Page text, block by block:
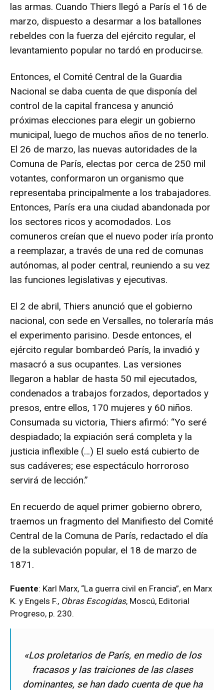
las armas. Cuando Thiers llegó a París el 16 de
marzo, dispuesto a desarmar a los batallones
rebeldes con la fuerza del ejército regular, el
levantamiento popular no tardó en producirse.
Entonces, el Comité Central de la Guardia
Nacional se daba cuenta de que disponía del
control de la capital francesa y anunció
próximas elecciones para elegir un gobierno
municipal, luego de muchos años de no tenerlo.
El 26 de marzo, las nuevas autoridades de la
Comuna de París, electas por cerca de 250 mil
votantes, conformaron un organismo que
representaba principalmente a los trabajadores.
Entonces, París era una ciudad abandonada por
los sectores ricos y acomodados. Los
comuneros creían que el nuevo poder iría pronto
a reemplazar, a través de una red de comunas
autónomas, al poder central, reuniendo a su vez
las funciones legislativas y ejecutivas.
El 2 de abril, Thiers anunció que el gobierno
nacional, con sede en Versalles, no toleraría más
el experimento parisino. Desde entonces, el
ejército regular bombardeó París, la invadió y
masacró a sus ocupantes. Las versiones
llegaron a hablar de hasta 50 mil ejecutados,
condenados a trabajos forzados, deportados y
presos, entre ellos, 170 mujeres y 60 niños.
Consumada su victoria, Thiers afirmó: “Yo seré
despiadado; la expiación será completa y la
justicia inflexible (…) El suelo está cubierto de
sus cadáveres; ese espectáculo horroroso
servirá de lección.”
En recuerdo de aquel primer gobierno obrero,
traemos un fragmento del Manifiesto del Comité
Central de la Comuna de París, redactado el día
de la sublevación popular, el 18 de marzo de
1871.
Fuente: Karl Marx, “La guerra civil en Francia”, en Marx
K. y Engels F., Obras Escogidas, Moscú, Editorial
Progreso, p. 230.
«Los proletarios de París, en medio de los
fracasos y las traiciones de las clases
dominantes, se han dado cuenta de que ha